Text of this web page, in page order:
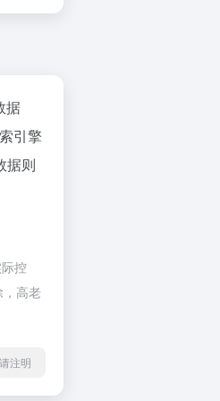
据
引擎
据则
控
高老
注明